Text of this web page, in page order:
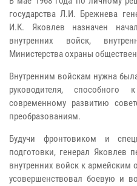
государства Л.И. Брежнева
И.К. Яковлев назначен
внутренних войск,
Министерства охраны
Внутренним войскам нужна
руководителя,
современному развитию
преобразованиям.
Будучи фронтовиком и
подготовки, генерал Яковлев
внутренних войск к
усовершенствовал боевую и